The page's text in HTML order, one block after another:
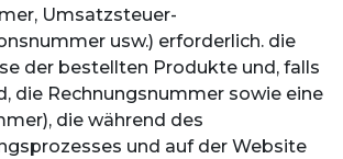
Umsatzsteuer-
usw.) erforderlich. die
der bestellten Produkte und, falls
die Rechnungsnummer sowie eine
die während des
und auf der Website